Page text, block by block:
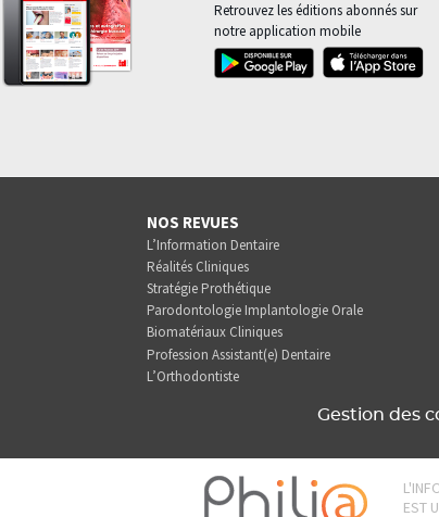
Retrouvez les éditions abonnés sur
notre application mobile
NOS REVUES
L’Information Dentaire
Réalités Cliniques
Stratégie Prothétique
Parodontologie Implantologie Orale
Biomatériaux Cliniques
Profession Assistant(e) Dentaire
L’Orthodontiste
Gestion des
EST